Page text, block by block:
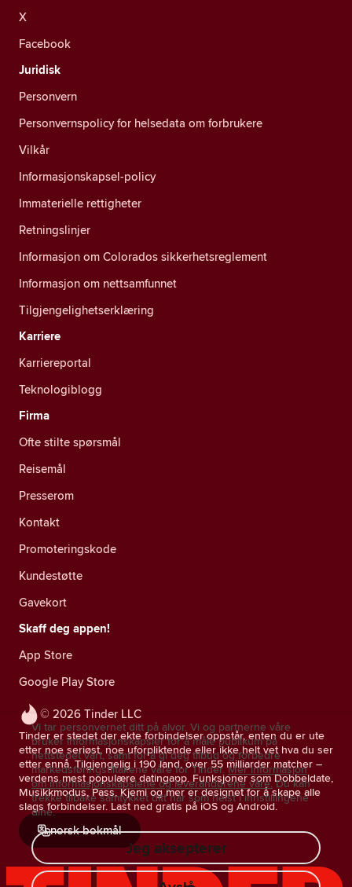
© 2026 Tinder LLC
Tinder er stedet der ekte forbindelser oppstår, enten du er ute
etter noe seriøst, noe uforpliktende eller ikke helt vet hva du ser
etter ennå. Tilgjengelig i 190 land, over 55 milliarder matcher –
verdens mest populære datingapp. Funksjoner som Dobbeldate,
Musikkmodus, Pass, Kjemi og mer er designet for å skape alle
slags forbindelser. Last ned gratis på iOS og Android.
norsk bokmål
X
Facebook
Juridisk
Personvern
Personvernspolicy for helsedata om forbrukere
Vilkår
Informasjonskapsel-policy
Immaterielle rettigheter
Retningslinjer
Informasjon om Colorados sikkerhetsreglement
Informasjon om nettsamfunnet
Tilgjengelighetserklæring
Karriere
Karriereportal
Teknologiblogg
Firma
Ofte stilte spørsmål
Reisemål
Presserom
Kontakt
Promoteringskode
Kundestøtte
Gavekort
Skaff deg appen!
App Store
Google Play Store
Vi tar personvernet ditt på alvor. Vi og partnerne våre
bruker informasjonskapsler for å måle publikum på
nettstedet vårt, samt for å gi deg tilbud og forbedre
markedsføringstiltakene våre for Tinder. Mer informasjon
om informasjonskapslene og leverandørene våre. Du kan
trekke tilbake samtykket ditt når som helst i innstillingene
dine.
Jeg aksepterer